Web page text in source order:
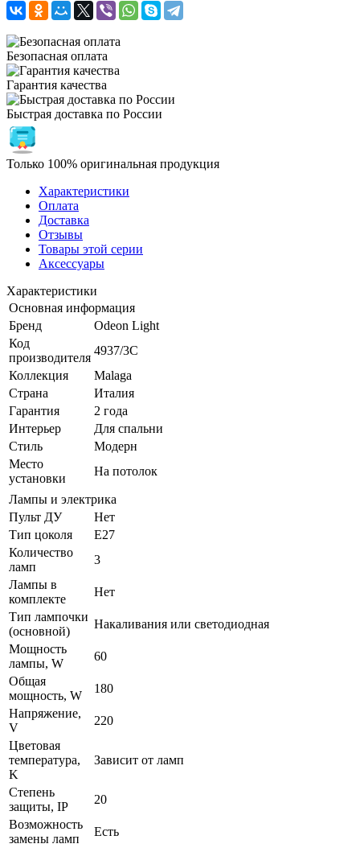
Безопасная оплата
Гарантия качества
Быстрая доставка по России
Только 100% оригинальная продукция
Характеристики
Оплата
Доставка
Отзывы
Товары этой серии
Аксессуары
Характеристики
Основная информация
Бренд
Odeon Light
Код
производителя
4937/3C
Коллекция
Malaga
Страна
Италия
Гарантия
2 года
Интерьер
Для спальни
Стиль
Модерн
Место
установки
На потолок
Лампы и электрика
Пульт ДУ
Нет
Тип цоколя
E27
Количество
ламп
3
Лампы в
комплекте
Нет
Тип лампочки
(основной)
Накаливания или светодиодная
Мощность
лампы, W
60
Общая
мощность, W
180
Напряжение,
V
220
Цветовая
температура,
K
Зависит от ламп
Степень
защиты, IP
20
Возможность
замены ламп
Есть